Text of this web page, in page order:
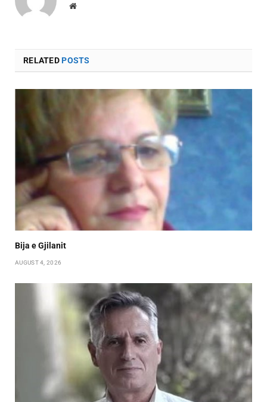
Website
RELATEDPOSTS
Bija e Gjilanit
AUGUST 4, 2026